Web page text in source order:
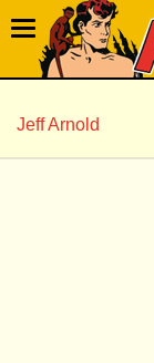
Jeff Arnold